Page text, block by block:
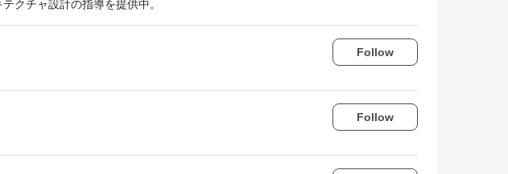
クチャ設計の指導を提供中。
Follow
Follow